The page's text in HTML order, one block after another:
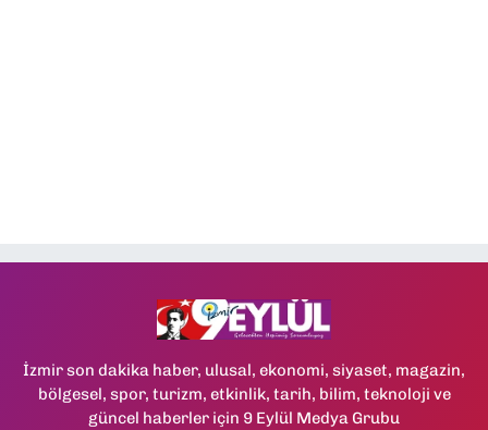
İzmir son dakika haber, ulusal, ekonomi, siyaset, magazin,
bölgesel, spor, turizm, etkinlik, tarih, bilim, teknoloji ve
güncel haberler için 9 Eylül Medya Grubu